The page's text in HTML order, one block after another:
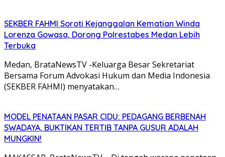
SEKBER FAHMI Soroti Kejanggalan Kematian Winda
Lorenza Gowasa, Dorong Polrestabes Medan Lebih
Terbuka
Medan, BrataNewsTV -Keluarga Besar Sekretariat
Bersama Forum Advokasi Hukum dan Media Indonesia
(SEKBER FAHMI) menyatakan…
MODEL PENATAAN PASAR CIDU: PEDAGANG BERBENAH
SWADAYA, BUKTIKAN TERTIB TANPA GUSUR ADALAH
MUNGKIN!